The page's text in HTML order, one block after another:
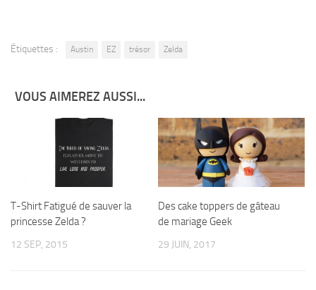
Étiquettes : Austin EZ trésor Zelda
VOUS AIMEREZ AUSSI...
T-Shirt Fatigué de sauver la
princesse Zelda ?
12 SEP, 2015
Des cake toppers de gâteau
de mariage Geek
29 JUIN, 2017